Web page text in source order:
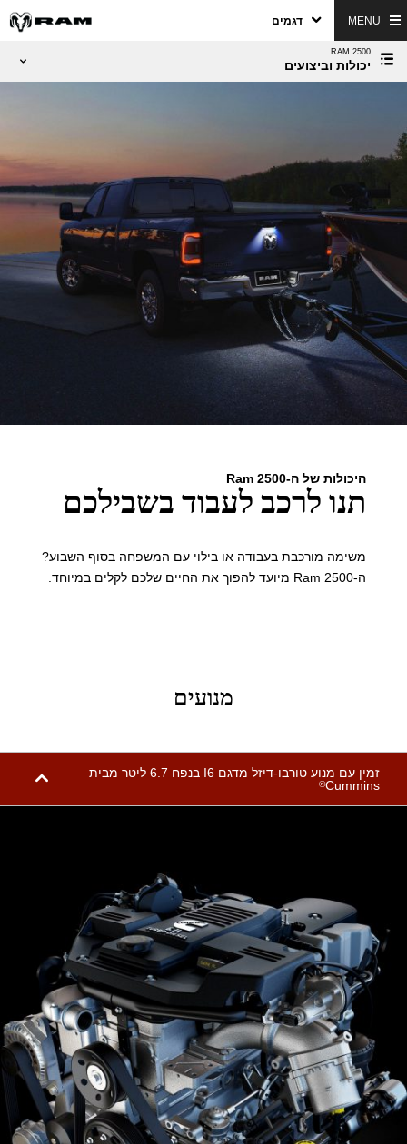
דגמים MENU
RAM 2500
יכולות וביצועים
היכולות של ה-Ram 2500
תנו לרכב לעבוד בשבילכם
משימה מורכבת בעבודה או בילוי עם המשפחה בסוף השבוע?
ה-Ram 2500 מיועד להפוך את החיים שלכם לקלים במיוחד.
מנועים
Cummins
®